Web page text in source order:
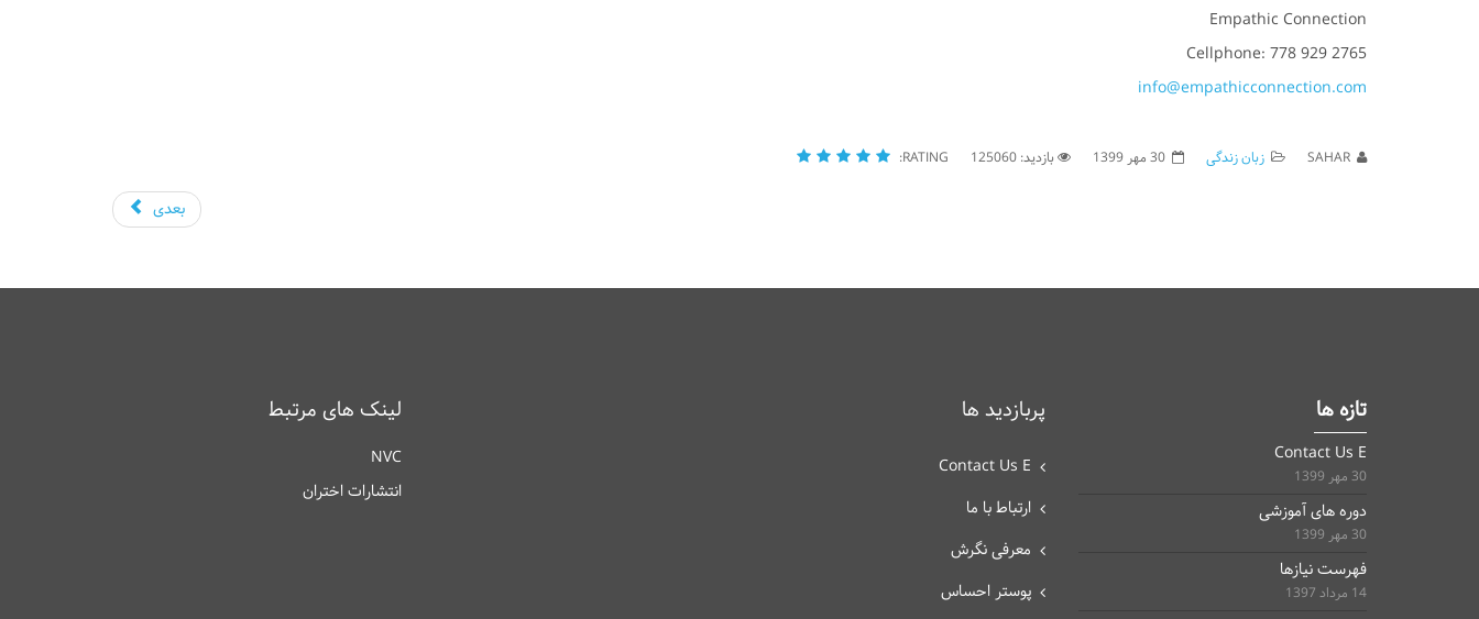
Empathic Connection
Cellphone: 778 929 2765
info@empathicconnection.com
SAHAR زبان زندگی 30 مهر 1399 بازدید: 125060 RATING:
بعدی
تازه ها
Contact Us E
30 مهر 1399
دوره های آموزشی
30 مهر 1399
فهرست نیازها
14 مرداد 1397
پربازدید ها
Contact Us E
ارتباط با ما
معرفی نگرش
پوستر احساس
لینک های مرتبط
NVC
انتشارات اختران